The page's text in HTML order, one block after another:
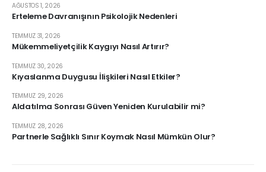
Erteleme Davranışının Psikolojik Nedenleri
AĞUSTOS 1, 2026
Mükemmeliyetçilik Kaygıyı Nasıl Artırır?
TEMMUZ 31, 2026
Kıyaslanma Duygusu İlişkileri Nasıl Etkiler?
TEMMUZ 30, 2026
Aldatılma Sonrası Güven Yeniden Kurulabilir mi?
TEMMUZ 29, 2026
Partnerle Sağlıklı Sınır Koymak Nasıl Mümkün Olur?
TEMMUZ 28, 2026